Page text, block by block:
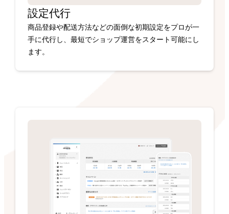
設定代行
商品登録や配送方法などの面倒な初期設定をプロが一
手に代行し、最短でショップ運営をスタート可能にし
ます。